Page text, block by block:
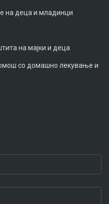
на деца и младинци
на мајки и деца
со домашно лекување и